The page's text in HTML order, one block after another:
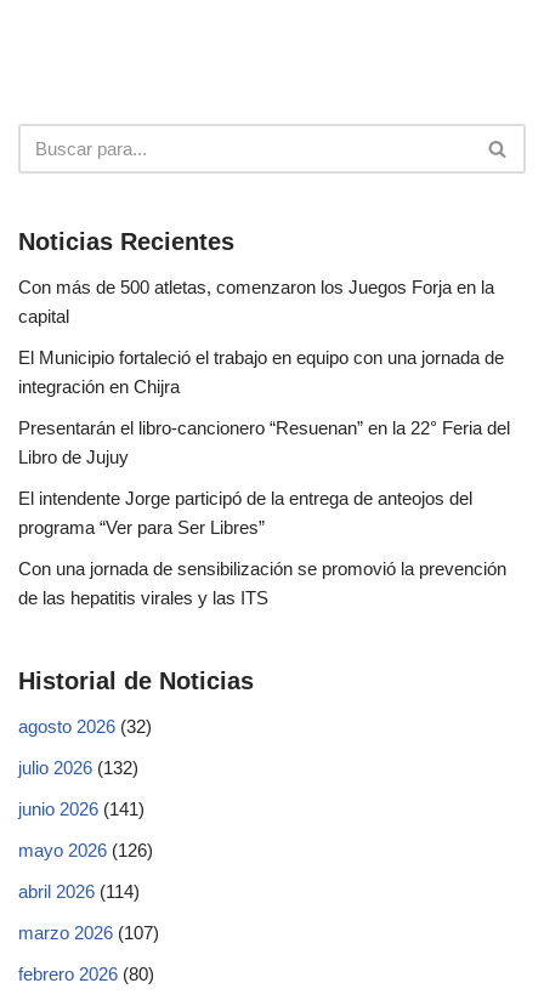
Noticias Recientes
Con más de 500 atletas, comenzaron los Juegos Forja en la
capital
El Municipio fortaleció el trabajo en equipo con una jornada de
integración en Chijra
Presentarán el libro-cancionero “Resuenan” en la 22° Feria del
Libro de Jujuy
El intendente Jorge participó de la entrega de anteojos del
programa “Ver para Ser Libres”
Con una jornada de sensibilización se promovió la prevención
de las hepatitis virales y las ITS
Historial de Noticias
agosto 2026 (32)
julio 2026 (132)
junio 2026 (141)
mayo 2026 (126)
abril 2026 (114)
marzo 2026 (107)
febrero 2026 (80)